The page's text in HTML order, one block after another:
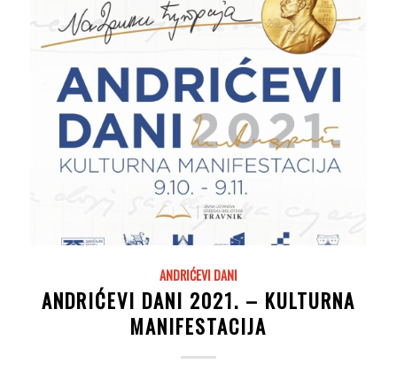
ANDRIĆEVI DANI
ANDRIĆEVI DANI 2021. – KULTURNA
MANIFESTACIJA